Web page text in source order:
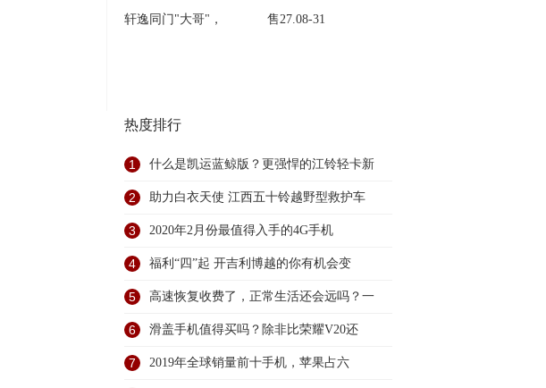
轩逸同门"大哥"， 售27.08-31
热度排行
1 什么是凯运蓝鲸版？更强悍的江铃轻卡新
2 助力白衣天使 江西五十铃越野型救护车
3 2020年2月份最值得入手的4G手机
4 福利“四”起 开吉利博越的你有机会变
5 高速恢复收费了，正常生活还会远吗？一
6 滑盖手机值得买吗？除非比荣耀V20还
7 2019年全球销量前十手机，苹果占六